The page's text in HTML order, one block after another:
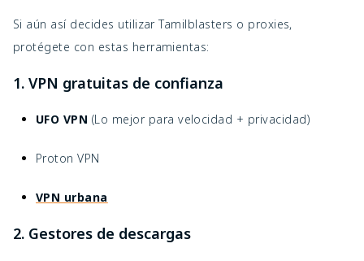
Si aún así decides utilizar Tamilblasters o proxies,
protégete con estas herramientas:
1. VPN gratuitas de confianza
UFO VPN (Lo mejor para velocidad + privacidad)
Proton VPN
VPN urbana
2. Gestores de descargas